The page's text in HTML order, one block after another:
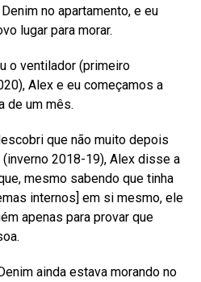
no apartamento, e eu
lugar para morar.
o ventilador (primeiro
Alex e eu começamos a
de um mês.
que não muito depois
2018-19), Alex disse a
mesmo sabendo que tinha
internos] em si mesmo, ele
apenas para provar que
ainda estava morando no